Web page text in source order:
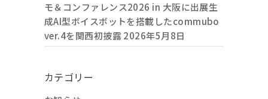
モ＆コンファレンス2026 in 大阪に出展生
成AI型ボイスボットを搭載したcommubo
ver.4を関西初披露2026年5月8日
カテゴリー